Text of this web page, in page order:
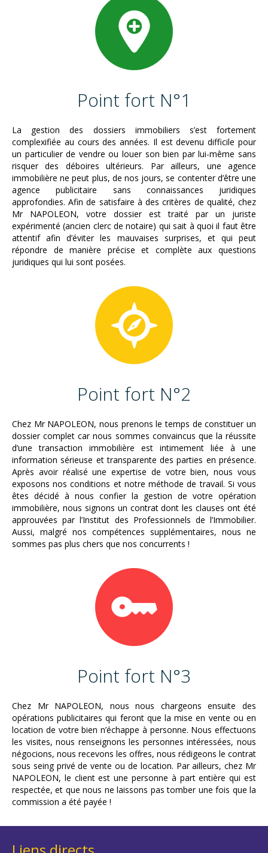
Point fort N°1
La gestion des dossiers immobiliers s’est fortement
complexifiée au cours des années. Il est devenu difficile pour
un particulier de vendre ou louer son bien par lui-même sans
risquer des déboires ultérieurs. Par ailleurs, une agence
immobilière ne peut plus, de nos jours, se contenter d’être une
agence publicitaire sans connaissances juridiques
approfondies. Afin de satisfaire à des critères de qualité, chez
Mr NAPOLEON, votre dossier est traité par un juriste
expérimenté (ancien clerc de notaire) qui sait à quoi il faut être
attentif afin d’éviter les mauvaises surprises, et qui peut
répondre de manière précise et complète aux questions
juridiques qui lui sont posées.
Point fort N°2
Chez Mr NAPOLEON, nous prenons le temps de constituer un
dossier complet car nous sommes convaincus que la réussite
d’une transaction immobilière est intimement liée à une
information sérieuse et transparente des parties en présence.
Après avoir réalisé une expertise de votre bien, nous vous
exposons nos conditions et notre méthode de travail. Si vous
êtes décidé à nous confier la gestion de votre opération
immobilière, nous signons un contrat dont les clauses ont été
approuvées par l’Institut des Professionnels de l’Immobilier.
Aussi, malgré nos compétences supplémentaires, nous ne
sommes pas plus chers que nos concurrents !
Point fort N°3
Chez Mr NAPOLEON, nous nous chargeons ensuite des
opérations publicitaires qui feront que la mise en vente ou en
location de votre bien n’échappe à personne. Nous effectuons
les visites, nous renseignons les personnes intéressées, nous
négocions, nous recevons les offres, nous rédigeons le contrat
sous seing privé de vente ou de location. Par ailleurs, chez Mr
NAPOLEON, le client est une personne à part entière qui est
respectée, et que nous ne laissons pas tomber une fois que la
commission a été payée !